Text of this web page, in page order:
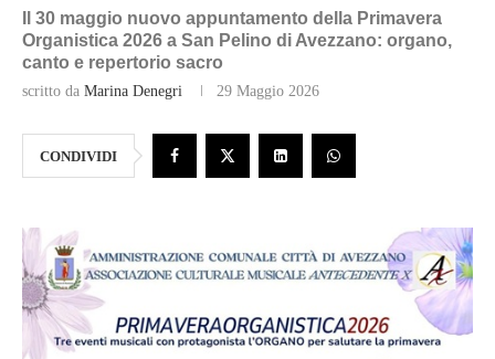
Il 30 maggio nuovo appuntamento della Primavera
Organistica 2026 a San Pelino di Avezzano: organo,
canto e repertorio sacro
scritto da Marina Denegri 29 Maggio 2026
CONDIVIDI